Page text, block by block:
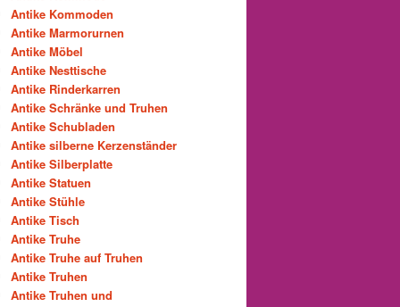
Antike Kommoden
Antike Marmorurnen
Antike Möbel
Antike Nesttische
Antike Rinderkarren
Antike Schränke und Truhen
Antike Schubladen
Antike silberne Kerzenständer
Antike Silberplatte
Antike Statuen
Antike Stühle
Antike Tisch
Antike Truhe
Antike Truhe auf Truhen
Antike Truhen
Antike Truhen und